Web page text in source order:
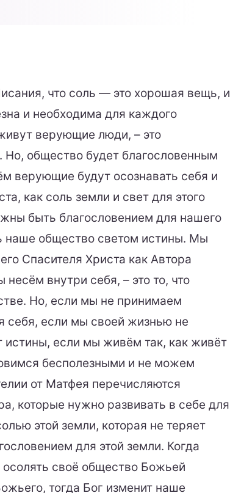
что соль — это хорошая вещь, и
и необходима для каждого
верующие люди, – это
Но, общество будет благословенным
верующие будут осознавать себя и
как соль земли и свет для этого
быть благословением для нашего
общество светом истины. Мы
Спасителя Христа как Автора
внутри себя, – это то, что
Но, если мы не принимаем
себя, если мы своей жизнью не
если мы живём так, как живёт
бесполезными и не можем
от Матфея перечисляются
которые нужно развивать в себе для
этой земли, которая не теряет
для этой земли. Когда
своё общество Божьей
тогда Бог изменит наше